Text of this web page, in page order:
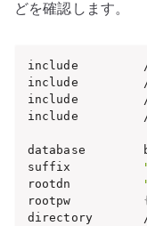
どを確認します。
include         /
include         /
include         /
include         /
database
suffix
rootdn
rootpw
directory